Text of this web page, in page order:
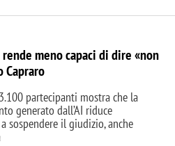
meno capaci di dire «non
Capraro
partecipanti mostra che la
generato dall’AI riduce
sospendere il giudizio, anche